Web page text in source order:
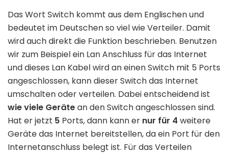
Das Wort Switch kommt aus dem Englischen und
bedeutet im Deutschen so viel wie Verteiler. Damit
wird auch direkt die Funktion beschrieben. Benutzen
wir zum Beispiel ein Lan Anschluss für das Internet
und dieses Lan Kabel wird an einen Switch mit 5 Ports
angeschlossen, kann dieser Switch das Internet
umschalten oder verteilen. Dabei entscheidend ist
wie viele Gerätean den Switch angeschlossen sind.
Hat er jetzt 5 Ports, dann kann er nur für 4 weitere
Geräte das Internet bereitstellen, da ein Port für den
Internetanschluss belegt ist. Für das Verteilen